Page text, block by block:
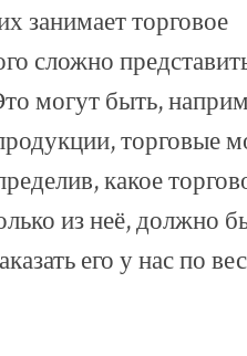
занимает торговое
сложно
могут быть,
торговые
какое
из неё, должно
его у нас по